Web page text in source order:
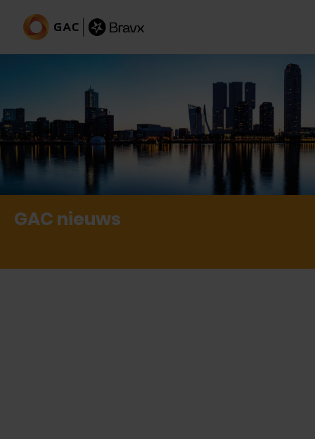
Op de hoogte van alle
nieuwtjes en feitjes
GAC nieuws